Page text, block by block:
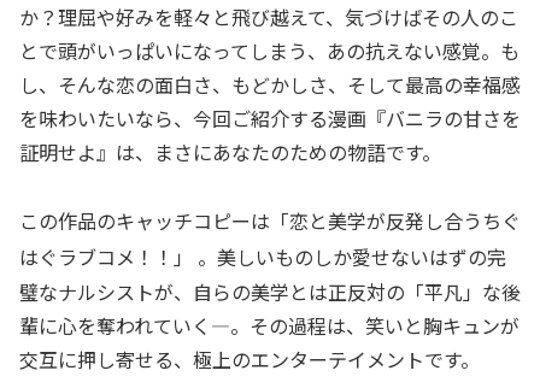
か？理屈や好みを軽々と飛び越えて、気づけばその人のこ
とで頭がいっぱいになってしまう、あの抗えない感覚。も
し、そんな恋の面白さ、もどかしさ、そして最高の幸福感
を味わいたいなら、今回ご紹介する漫画『バニラの甘さを
証明せよ』は、まさにあなたのための物語です。
この作品のキャッチコピーは「恋と美学が反発し合うちぐ
はぐラブコメ！！」 。美しいものしか愛せないはずの完
璧なナルシストが、自らの美学とは正反対の「平凡」な後
輩に心を奪われていく—。その過程は、笑いと胸キュンが
交互に押し寄せる、極上のエンターテイメントです。